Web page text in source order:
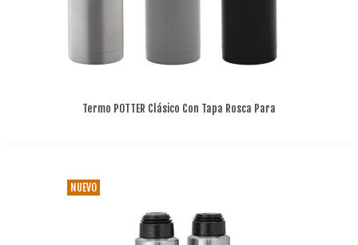
Termo POTTER Clásico Con Tapa Rosca Para
NUEVO